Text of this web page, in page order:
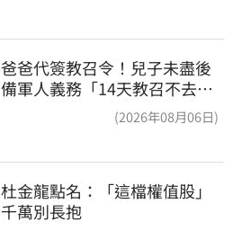
爸爸代簽教召令！兒子未盡後
備軍人義務「14天教召不去」
(2026年08月06日)
杜金龍點名：「這檔權值股」
千萬別長抱